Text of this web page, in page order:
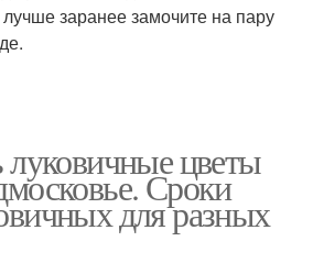
заранее замочите на пару
луковичные цветы
Сроки
для разных